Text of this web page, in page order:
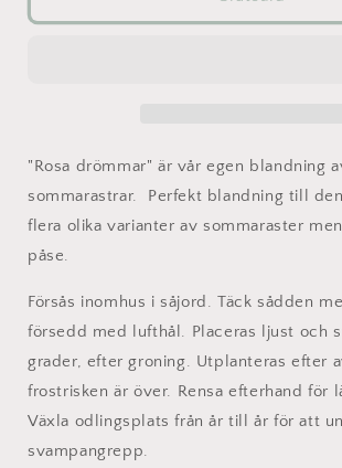
-
-
"Rosa drömmar" är vår egen blandning
sommarastrar.
Perfekt blandning till
flera olika varianter av sommaraster
påse.
Försås inomhus i såjord. Täck sådden
försedd med lufthål. Placeras ljust och
grader, efter groning. Utplanteras efter
frostrisken är över. Rensa efterhand för
Växla odlingsplats från år till år för att
svampangrepp.